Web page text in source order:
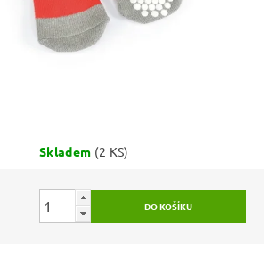
Skladem (2 KS)